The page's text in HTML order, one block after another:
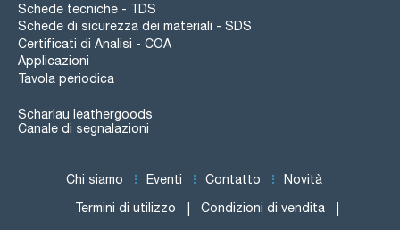
Schede tecniche - TDS
Schede di sicurezza dei materiali - SDS
Certificati di Analisi - COA
Applicazioni
Tavola periodica
Scharlau leathergoods
Canale di segnalazioni
Chi siamo Eventi Contatto Novità
Termini di utilizzo Condizioni di vendita